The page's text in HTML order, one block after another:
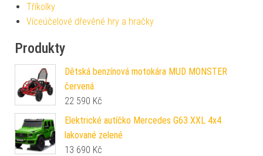
Tříkolky
Víceúčelové dřevěné hry a hračky
Produkty
Dětská benzínová motokára MUD MONSTER
červená
22 590 Kč
Elektrické autíčko Mercedes G63 XXL 4x4
lakované zelené
13 690 Kč